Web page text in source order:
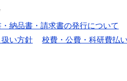
・納品書・請求書の発行について
い方針 校費・公費・科研費払